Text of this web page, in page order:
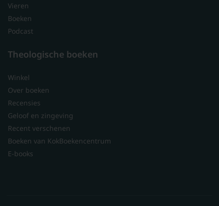
Vieren
Boeken
Podcast
Theologische boeken
Winkel
Over boeken
Recensies
Geloof en zingeving
Recent verschenen
Boeken van KokBoekencentrum
E-books